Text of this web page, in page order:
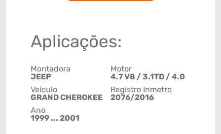
Aplicações:
Montadora
JEEP
Veículo
GRAND CHEROKEE
Ano
1999 ... 2001
Motor
4.7 V8 / 3.1TD / 4.0
Registro Inmetro
2076/2016